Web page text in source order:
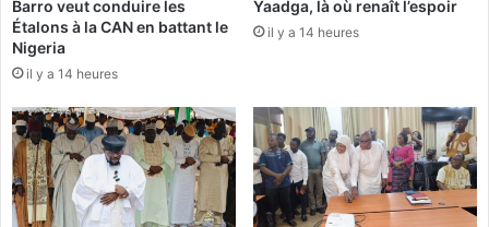
n
Z
o
n
o
d
e
r
e
o
r
s
s
r
o
n
t
a
Barro veut conduire les
Étalons à la CAN en battant le
Nigeria
il y a 14 heures
Yaadga, là où renaît l’espoir
il y a 14 heures